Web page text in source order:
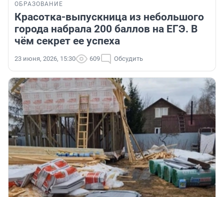
ОБРАЗОВАНИЕ
Красотка-выпускница из небольшого
города набрала 200 баллов на ЕГЭ. В
чём секрет ее успеха
23 июня, 2026, 15:30 609 Обсудить